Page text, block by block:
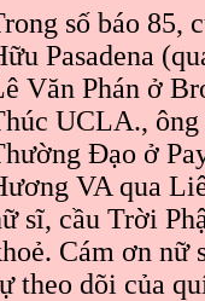
số báo
Pasadena
Văn Phán ở
UCLA.,
Đạo ở
VA qua
sĩ, cầu Trời
Cám ơn nữ
theo dõi của